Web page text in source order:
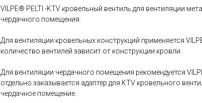
VILPE® PELTI -KTV кровельный вентиль для вентиляции
чердачного помещения.
Для вентиляции кровельных конструкций применяется
количество вентилей зависит от конструкции кровли.
Для вентиляции чердачного помещения рекомендуется
отдельно заказывается адаптер для KTV кровельного
чердачное помещение.